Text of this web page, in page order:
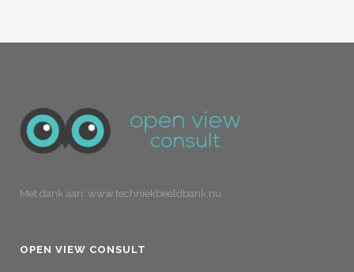
Met dank aan: www.techniekbeeldbank.nu
OPEN VIEW CONSULT